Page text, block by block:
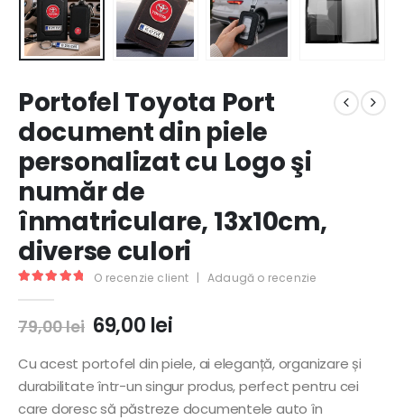
Portofel Toyota Port
document din piele
personalizat cu Logo şi
număr de
înmatriculare, 13x10cm,
diverse culori
O recenzie client | Adaugă o recenzie
79,00lei Prețul
inițial
a
fost:
79,00 lei.
69,00 leiPrețul
este:
69,00 lei.
Cu acest portofel din piele, ai eleganță, organizare și
durabilitate într-un singur produs, perfect pentru cei
care doresc să păstreze documentele auto în